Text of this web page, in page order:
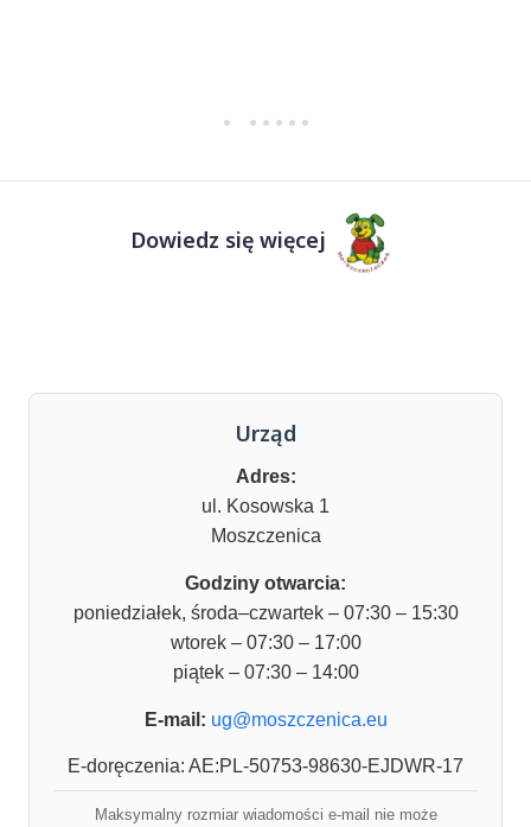
Dowiedz się więcej
Urząd
Adres:
ul. Kosowska 1
Moszczenica
Godziny otwarcia:
poniedziałek, środa–czwartek – 07:30 – 15:30
wtorek – 07:30 – 17:00
piątek – 07:30 – 14:00
E-mail: ug@moszczenica.eu
E-doręczenia: AE:PL-50753-98630-EJDWR-17
Maksymalny rozmiar wiadomości e-mail nie może